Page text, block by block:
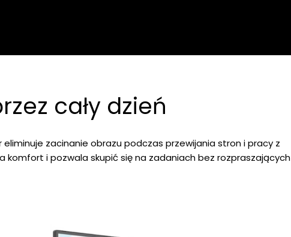
cały dzień
zacinanie obrazu podczas przewijania stron i pracy z
komfort i pozwala skupić się na zadaniach bez rozpraszających